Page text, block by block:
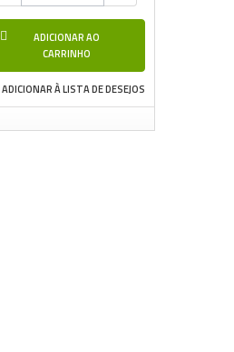
ADICIONAR AO
CARRINHO
ADICIONAR À LISTA DE DESEJOS